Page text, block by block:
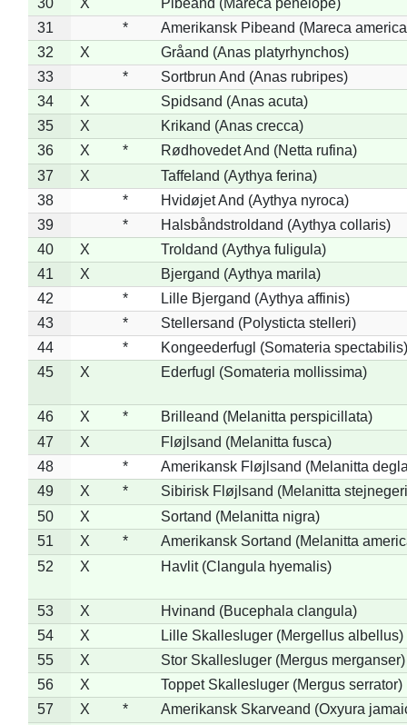
31
*
Amerikansk Pibeand (Mareca
32
X
Gråand (Anas platyrhynchos)
33
*
Sortbrun And (Anas rubripes)
34
X
Spidsand (Anas acuta)
35
X
Krikand (Anas crecca)
36
X *
Rødhovedet And (Netta rufina)
37
X
Taffeland (Aythya ferina)
38
*
Hvidøjet And (Aythya nyroca)
39
*
Halsbåndstroldand (Aythya collaris)
40
X
Troldand (Aythya fuligula)
41
X
Bjergand (Aythya marila)
42
*
Lille Bjergand (Aythya affinis)
43
*
Stellersand (Polysticta stelleri)
44
*
Kongeederfugl (Somateria spectabilis)
45
X Ederfugl (Somateria mollissima)
46 X *
Brilleand (Melanitta perspicillata)
47
X
Fløjlsand (Melanitta fusca)
48
*
Amerikansk Fløjlsand (Melanitta
49
X *
Sibirisk Fløjlsand (Melanitta
50
X
Sortand (Melanitta nigra)
51
X *
Amerikansk Sortand (Melanitta
52
X Havlit (Clangula hyemalis)
53 X
Hvinand (Bucephala clangula)
54
X
Lille Skallesluger (Mergellus albellus)
55
X
Stor Skallesluger (Mergus merganser)
56
X
Toppet Skallesluger (Mergus serrator)
57
X *
Amerikansk Skarveand (Oxyura